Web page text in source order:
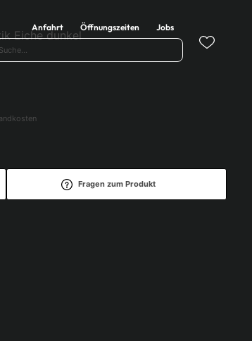
Anfahrt Öffnungszeiten Jobs
Eiche dunkel
Fragen zum Produkt